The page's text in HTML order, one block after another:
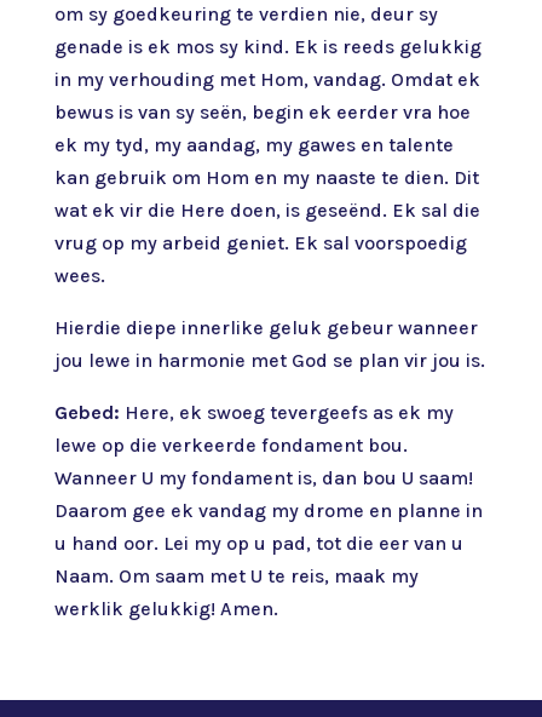
om sy goedkeuring te verdien nie, deur sy
genade is ek mos sy kind. Ek is reeds gelukkig
in my verhouding met Hom, vandag. Omdat ek
bewus is van sy seën, begin ek eerder vra hoe
ek my tyd, my aandag, my gawes en talente
kan gebruik om Hom en my naaste te dien. Dit
wat ek vir die Here doen, is geseënd. Ek sal die
vrug op my arbeid geniet. Ek sal voorspoedig
wees.
Hierdie diepe innerlike geluk gebeur wanneer
jou lewe in harmonie met God se plan vir jou is.
Gebed: Here, ek swoeg tevergeefs as ek my
lewe op die verkeerde fondament bou.
Wanneer U my fondament is, dan bou U saam!
Daarom gee ek vandag my drome en planne in
u hand oor. Lei my op u pad, tot die eer van u
Naam. Om saam met U te reis, maak my
werklik gelukkig! Amen.